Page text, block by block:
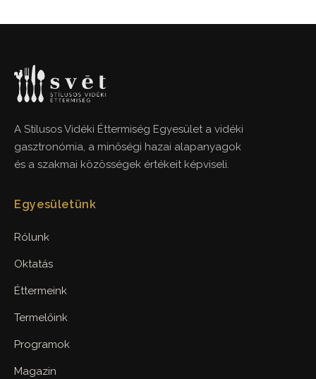
A Stílusos Vidéki Éttermiség Egyesület a vidéki
gasztronómia, a minőségi hazai alapanyagok
és a szakmai közösségek értékeit képviseli.
Egyesületünk
Rólunk
Oktatás
Éttermeink
Termelőink
Programok
Magazin